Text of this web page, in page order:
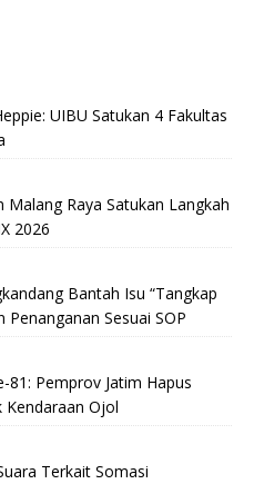
UIBU Satukan 4 Fakultas
Malang Raya Satukan Langkah
2026
Bantah Isu “Tangkap
Penanganan Sesuai SOP
81: Pemprov Jatim Hapus
Kendaraan Ojol
Terkait Somasi